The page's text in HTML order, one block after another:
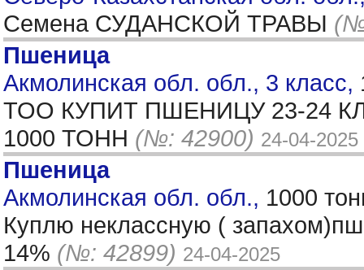
Семена СУДАНСКОЙ ТРАВЫ
Пшеница
Акмолинская обл. обл., 3 класс,
ТОО КУПИТ ПШЕНИЦУ 23-24
1000 ТОНН (№: 42900) 24-04-2025
Пшеница
Акмолинская обл. обл., 1000
Куплю неклассную (
14% (№: 42899) 24-04-2025